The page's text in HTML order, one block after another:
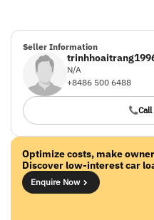
Seller Information
N/A
+8486 500 6488
Optimize costs, make
Discover low-interest car
Enquire Now